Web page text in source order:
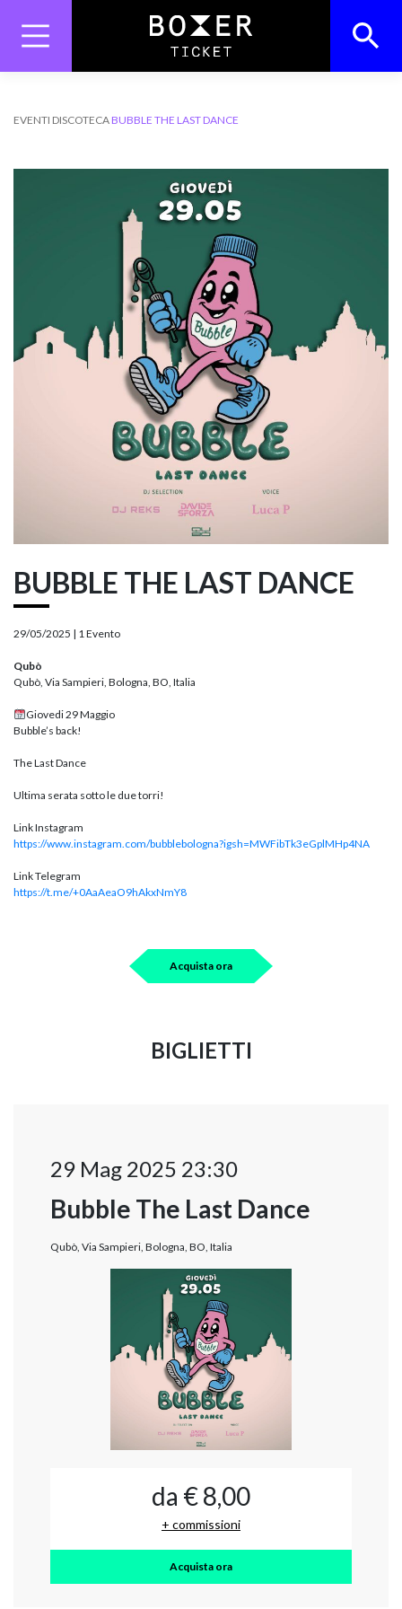
content
EVENTI DISCOTECA BUBBLE THE LAST DANCE
BUBBLE THE LAST DANCE
29/05/2025 | 1 Evento
Qubò
Qubò, Via Sampieri, Bologna, BO, Italia
Giovedi 29 Maggio
Bubble’s back!
The Last Dance
Ultima serata sotto le due torri!
Link Instagram
https://www.instagram.com/bubblebologna?igsh=MWFibTk3eGplMHp4NA
Link Telegram
https://t.me/+0AaAeaO9hAkxNmY8
Acquista ora
BIGLIETTI
29 Mag 2025 23:30
Bubble The Last Dance
Qubò, Via Sampieri, Bologna, BO, Italia
da € 8,00
+ commissioni
Acquista ora